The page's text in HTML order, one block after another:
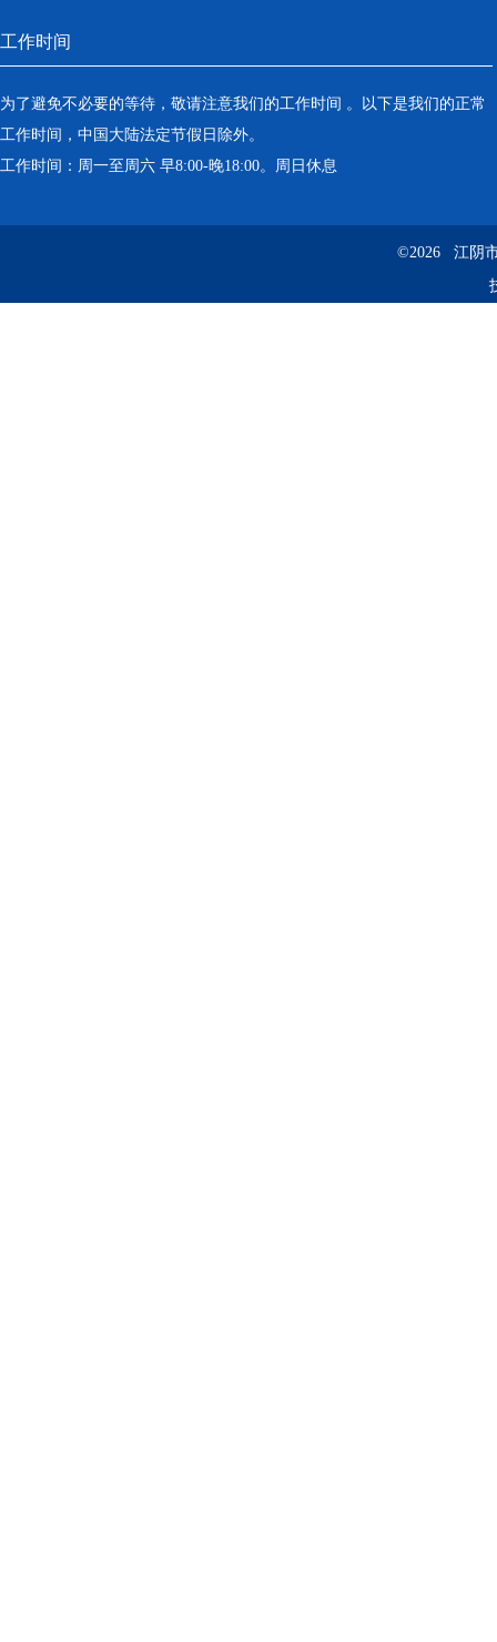
工作时间
为了避免不必要的等待，敬请注意我们的工作时间 。以下是我们的正常
工作时间，中国大陆法定节假日除外。
工作时间：周一至周六 早8:00-晚18:00。周日休息
©2026 江阴